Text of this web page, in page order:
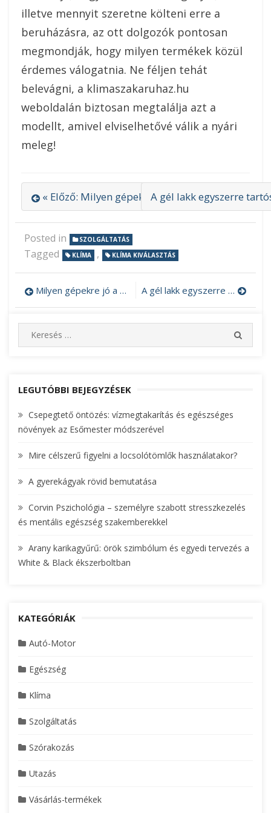
illetve mennyit szeretne költeni erre a
beruházásra, az ott dolgozók pontosan
megmondják, hogy milyen termékek közül
érdemes válogatnia. Ne féljen tehát
belevágni, a klimaszakaruhaz.hu
weboldalán biztosan megtalálja azt a
modellt, amivel elviselhetővé válik a nyári
meleg!
« Előző: Milyen gépekre jó a targoncavezetői
A gél lakk egyszerre
Posted in SZOLGÁLTATÁS
Tagged KLÍMA , KLÍMA KIVÁLASZTÁS
Bejegyzés
navigáció
Milyen gépekre jó a targoncavezetői tanfolyam? A gél lakk egyszerre tartós és csodaszép
e
c
f
o
:
E
LEGUTÓBBI BEJEGYZÉSEK
Csepegtető öntözés: vízmegtakarítás és egészséges
növények az Esőmester módszerével
Mire célszerű figyelni a locsolótömlők használatakor?
A gyerekágyak rövid bemutatása
Corvin Pszichológia – személyre szabott stresszkezelés
és mentális egészség szakemberekkel
Arany karikagyűrű: örök szimbólum és egyedi tervezés a
White & Black ékszerboltban
KATEGÓRIÁK
Autó-Motor
Egészség
Klíma
Szolgáltatás
Szórakozás
Utazás
Vásárlás-termékek